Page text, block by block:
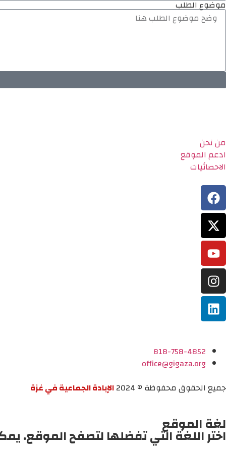
موضوع الطلب
من نحن
ادعم الموقع
الاحصائيات
818-758-4852
office@gigaza.org
جميع الحقوق محفوظة © 2024
الإبادة الجماعية في غزة
لغة الموقع
اختر اللغة التي تفضلها لتصفح الموقع.